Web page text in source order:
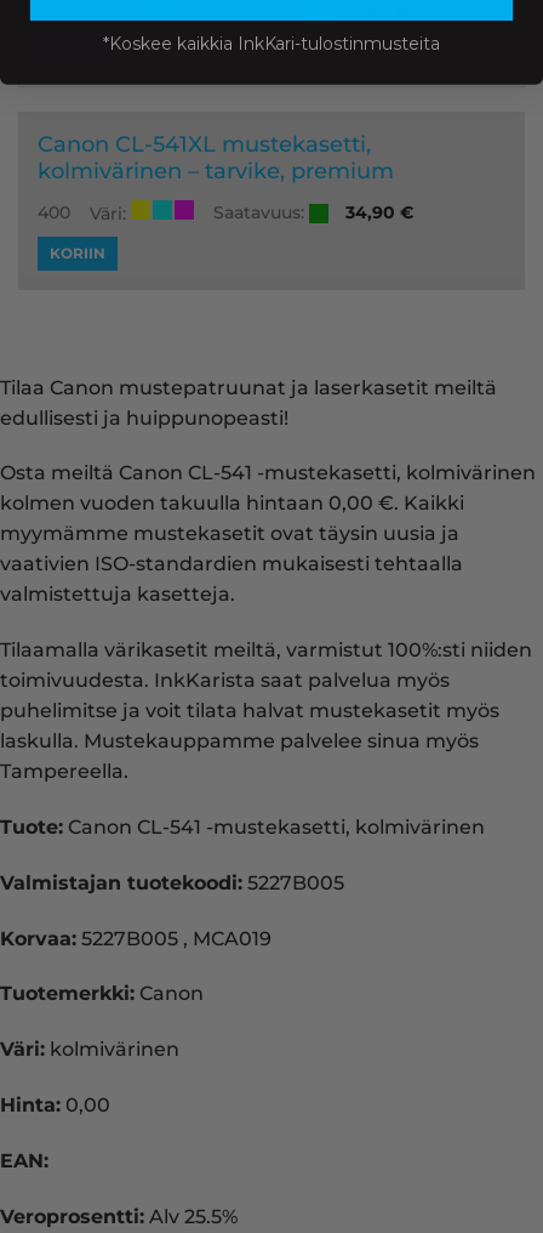
Canon CL-541XL mustekasetti,
kolmivärinen – tarvike, premium
400 Väri: Saatavuus: 34,90 €
KORIIN
Tilaa Canon mustepatruunat ja laserkasetit meiltä
edullisesti ja huippunopeasti!
Osta meiltä Canon CL-541 -mustekasetti, kolmivärinen
kolmen vuoden takuulla hintaan 0,00 €. Kaikki
myymämme mustekasetit ovat täysin uusia ja
vaativien ISO-standardien mukaisesti tehtaalla
valmistettuja kasetteja.
Tilaamalla värikasetit meiltä, varmistut 100%:sti niiden
toimivuudesta. InkKarista saat palvelua myös
puhelimitse ja voit tilata halvat mustekasetit myös
laskulla. Mustekauppamme palvelee sinua myös
Tampereella.
Tuote: Canon CL-541 -mustekasetti, kolmivärinen
Valmistajan tuotekoodi: 5227B005
Korvaa: 5227B005 , MCA019
Tuotemerkki: Canon
Väri: kolmivärinen
Hinta: 0,00
EAN:
Veroprosentti: Alv 25.5%
*Koskee kaikkia InkKari-tulostinmusteita